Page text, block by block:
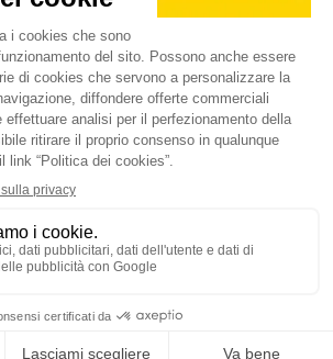
10.400,00 i.v.
| Condizioni di navigazione